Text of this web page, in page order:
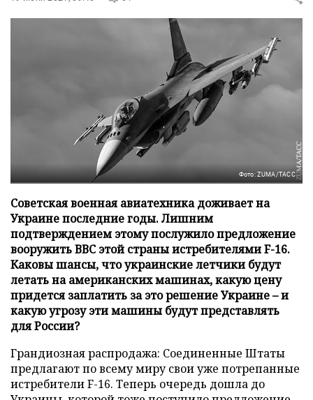
Фото: ZUMA/ТАСС
Советская военная авиатехника доживает на
Украине последние годы. Лишним
подтверждением этому послужило предложение
вооружить ВВС этой страны истребителями F-16.
Каковы шансы, что украинские летчики будут
летать на американских машинах, какую цену
придется заплатить за это решение Украине – и
какую угрозу эти машины будут представлять
для России?
Грандиозная распродажа: Соединенные Штаты
предлагают по всему миру свои уже потрепанные
истребители F-16. Теперь очередь дошла до